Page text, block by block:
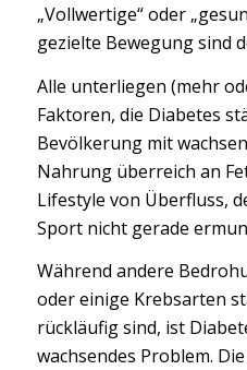
„Vollwertige“ oder
gezielte Bewegung sind
Alle unterliegen (mehr
Faktoren, die Diabetes
Bevölkerung mit
Nahrung überreich an
Lifestyle von Überfluss,
Sport nicht gerade
Während andere
oder einige Krebsarten
rückläufig sind, ist
wachsendes Problem.